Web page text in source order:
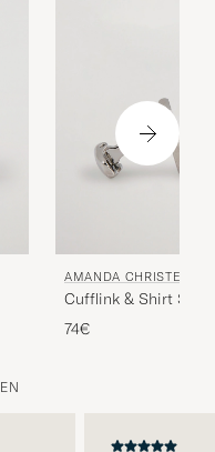
AMANDA
Cufflink & Shirt
White/Silver
74€